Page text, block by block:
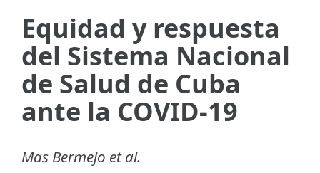
Equidad y respuesta
del Sistema Nacional
de Salud de Cuba
ante la COVID-19
Mas Bermejo et al.